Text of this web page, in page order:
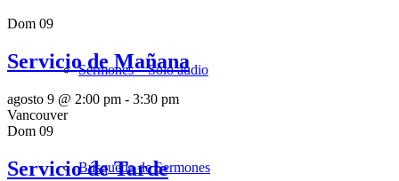
Sermones – Solo audio
Búsqueda de Sermones
Dom 09
Servicio de Mañana
agosto 9 @ 2:00 pm - 3:30 pm
Vancouver
Dom 09
Servicio de Tarde